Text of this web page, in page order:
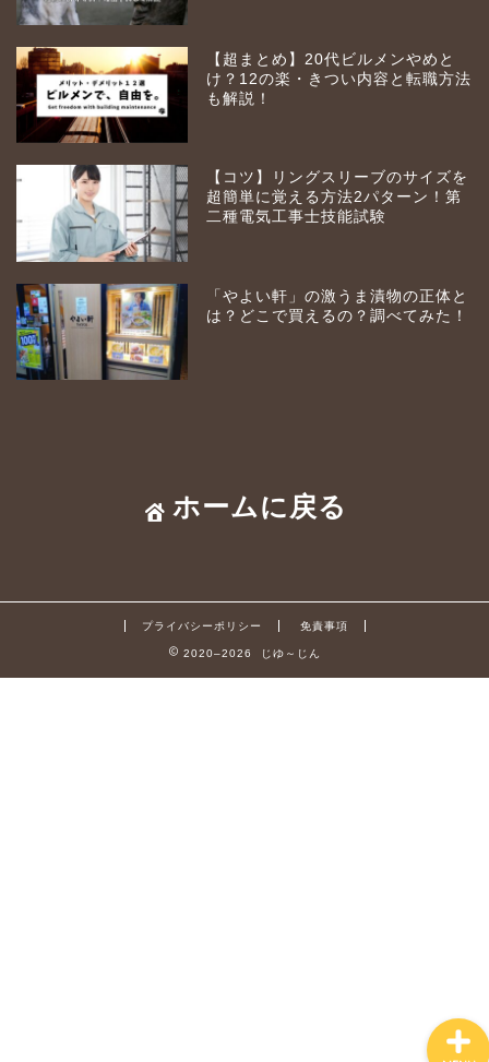
【超まとめ】20代ビルメンやめと
け？12の楽・きつい内容と転職方法
も解説！
【コツ】リングスリーブのサイズを
超簡単に覚える方法2パターン！第
二種電気工事士技能試験
「やよい軒」の激うま漬物の正体と
は？どこで買えるの？調べてみた！
ホームに戻る
プライバシーポリシー 免責事項
2020–2026 じゆ～じん